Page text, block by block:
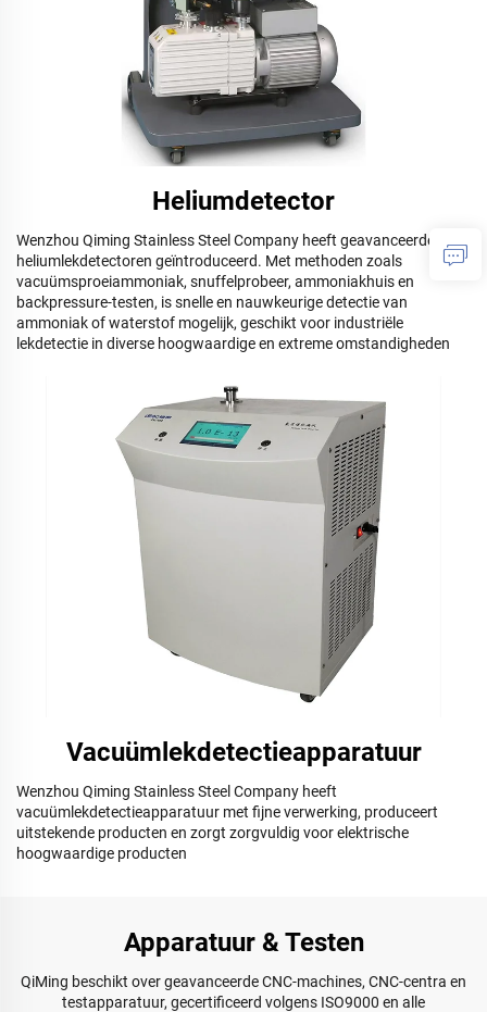
Heliumdetector
Wenzhou Qiming Stainless Steel Company heeft geavanceerde
heliumlekdetectoren geïntroduceerd. Met methoden zoals
vacuümsproeiammoniak, snuffelprobeer, ammoniakhuis en
backpressure-testen, is snelle en nauwkeurige detectie van
ammoniak of waterstof mogelijk, geschikt voor industriële
lekdetectie in diverse hoogwaardige en extreme omstandigheden
Vacuümlekdetectieapparatuur
Wenzhou Qiming Stainless Steel Company heeft
vacuümlekdetectieapparatuur met fijne verwerking, produceert
uitstekende producten en zorgt zorgvuldig voor elektrische
hoogwaardige producten
Apparatuur & Testen
QiMing beschikt over geavanceerde CNC-machines, CNC-centra en
testapparatuur, gecertificeerd volgens ISO9000 en alle